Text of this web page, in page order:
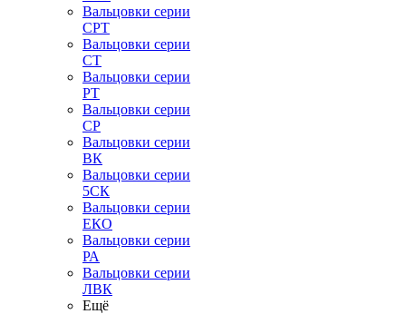
Вальцовки серии
СРТ
Вальцовки серии
СТ
Вальцовки серии
РТ
Вальцовки серии
СР
Вальцовки серии
ВК
Вальцовки серии
5СК
Вальцовки серии
ЕКО
Вальцовки серии
РА
Вальцовки серии
ЛВК
Ещё